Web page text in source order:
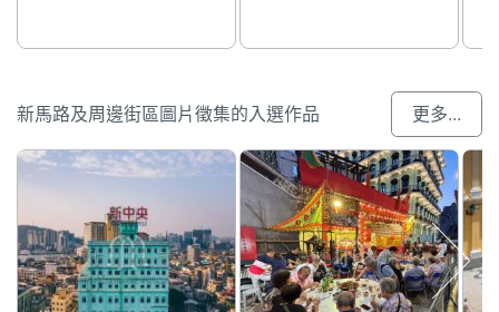
新馬路及周邊街區圖片徵集的入選作品 更多...